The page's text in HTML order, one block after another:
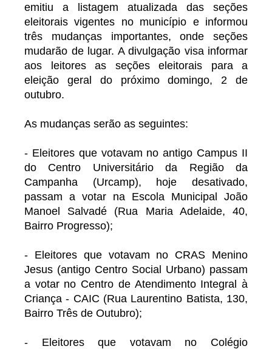
emitiu a listagem atualizada das seções
eleitorais vigentes no município e informou
três mudanças importantes, onde seções
mudarão de lugar. A divulgação visa informar
aos leitores as seções eleitorais para a
eleição geral do próximo domingo, 2 de
outubro.
As mudanças serão as seguintes:
- Eleitores que votavam no antigo Campus II
do Centro Universitário da Região da
Campanha (Urcamp), hoje desativado,
passam a votar na Escola Municipal João
Manoel Salvadé (Rua Maria Adelaide, 40,
Bairro Progresso);
- Eleitores que votavam no CRAS Menino
Jesus (antigo Centro Social Urbano) passam
a votar no Centro de Atendimento Integral à
Criança - CAIC (Rua Laurentino Batista, 130,
Bairro Três de Outubro);
- Eleitores que votavam no Colégio